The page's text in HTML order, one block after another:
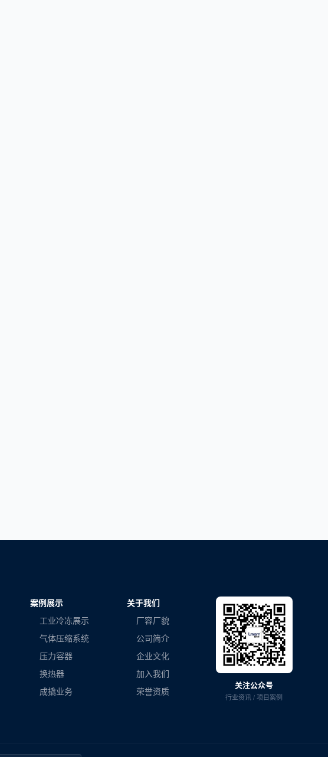
案例展示
工业冷冻展示
气体压缩系统
压力容器
换热器
成撬业务
关于我们
厂容厂貌
公司简介
企业文化
加入我们
荣誉资质
关注公众号
行业资讯 / 项目案例